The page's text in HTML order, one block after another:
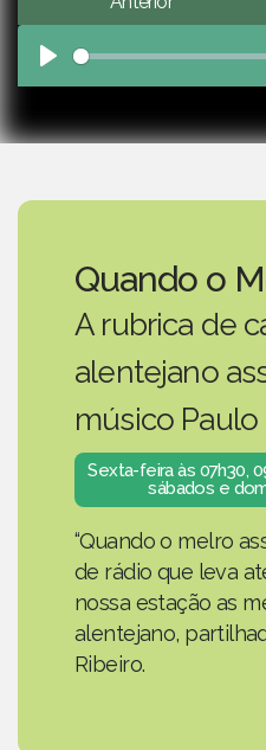
Play
Quando o
A rubrica de
alentejano
músico Paulo
Sexta-feira às 07h30,
sábados e
“Quando o melro
de rádio que leva
nossa estação as
alentejano,
Ribeiro.